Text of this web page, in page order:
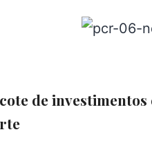
de investimentos